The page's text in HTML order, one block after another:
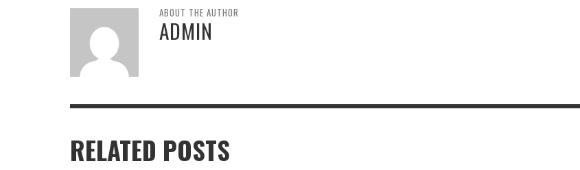
ABOUT THE AUTHOR
ADMIN
RELATED POSTS